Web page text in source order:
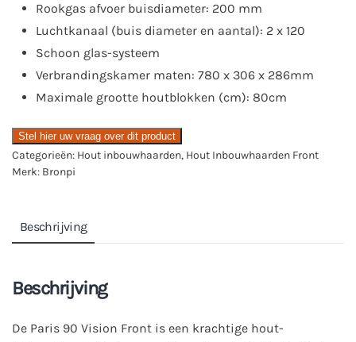
Rookgas afvoer buisdiameter: 200 mm
Luchtkanaal (buis diameter en aantal): 2 x 120
Schoon glas-systeem
Verbrandingskamer maten: 780 x 306 x 286mm
Maximale grootte houtblokken (cm): 80cm
Stel hier uw vraag over dit product
Categorieën: Hout inbouwhaarden, Hout Inbouwhaarden Front
Merk: Bronpi
Beschrijving
Beschrijving
De Paris 90 Vision Front is een krachtige hout-